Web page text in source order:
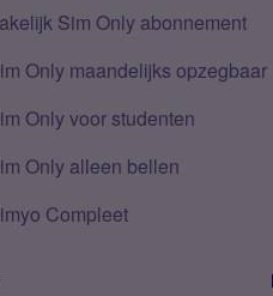
Sim Only abonnement
Only maandelijks opzegbaar
Only voor studenten
Only alleen bellen
Compleet